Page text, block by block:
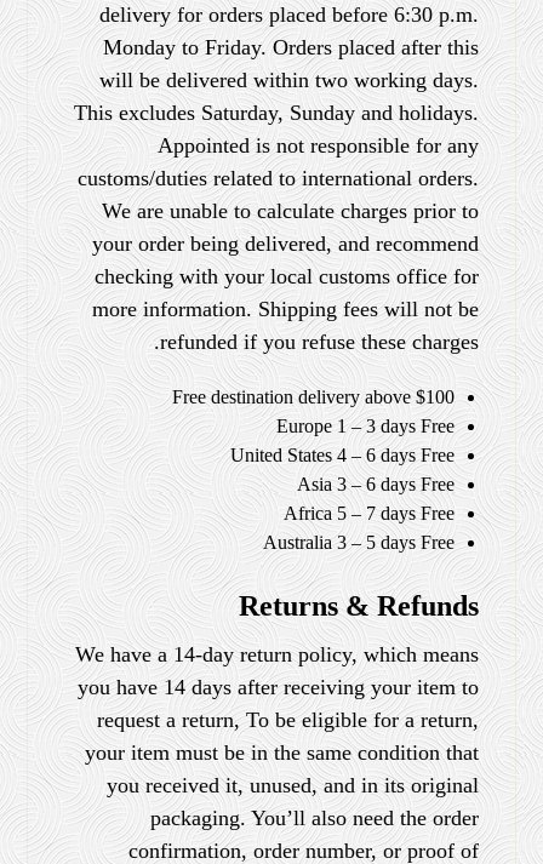
delivery for orders placed before 6:30 p.m.
Monday to Friday. Orders placed after this
will be delivered within two working days.
This excludes Saturday, Sunday and holidays.
Appointed is not responsible for any
customs/duties related to international orders.
We are unable to calculate charges prior to
your order being delivered, and recommend
checking with your local customs office for
more information. Shipping fees will not be
refunded if you refuse these charges.
Free destination delivery above $100
Europe 1 – 3 days Free
United States 4 – 6 days Free
Asia 3 – 6 days Free
Africa 5 – 7 days Free
Australia 3 – 5 days Free
Returns & Refunds
We have a 14-day return policy, which means
you have 14 days after receiving your item to
request a return, To be eligible for a return,
your item must be in the same condition that
you received it, unused, and in its original
packaging. You’ll also need the order
confirmation, order number, or proof of